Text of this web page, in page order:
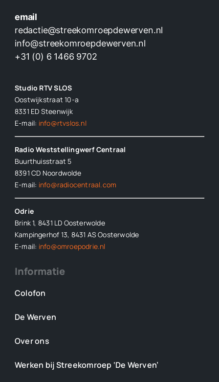
email
redactie@streekomroepdewerven.nl
info@streekomroepdewerven.nl
+31 (0) 6 1466 9702
Studio RTV SLOS
Oostwijkstraat 10-a
8331 ED Steenwijk
E-mail: info@rtvslos.nl
Radio Weststellingwerf Centraal
Buurthuisstraat 5
8391 CD Noordwolde
E-mail: info@radiocentraal.com
Odrie
Brink 1, 8431 LD Oosterwolde
Kampingerhof 13, 8431 AS Oosterwolde
E-mail: info@omroepodrie.nl
Informatie
Colofon
De Werven
Over ons
Werken bij Streekomroep ‘De Werven’